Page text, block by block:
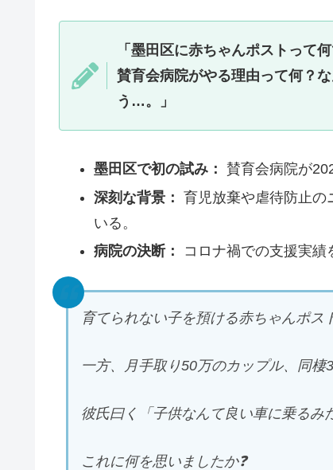
「墨田区に赤ちゃんポストって
賛育会病院がやる理由って何？
う…。」
墨田区で初の試み： 賛育会病院が
深刻な背景： 育児放棄や虐待防止の
いる。
病院の決断：
コロナ禍での支援実績
育てられない子を預ける赤ちゃんポス
一方、月手取り50万のカップル、同
彼氏曰く「子供なんて良い車に乗るみ
これに何を思いましたか❓